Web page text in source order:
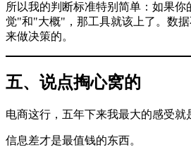
所以我的判断标准特别简单：如果
觉"和"大概"，那工具就该上了。数
来做决策的。
五、说点掏心窝的
电商这行，五年下来我最大的感受就
信息差才是最值钱的东西。